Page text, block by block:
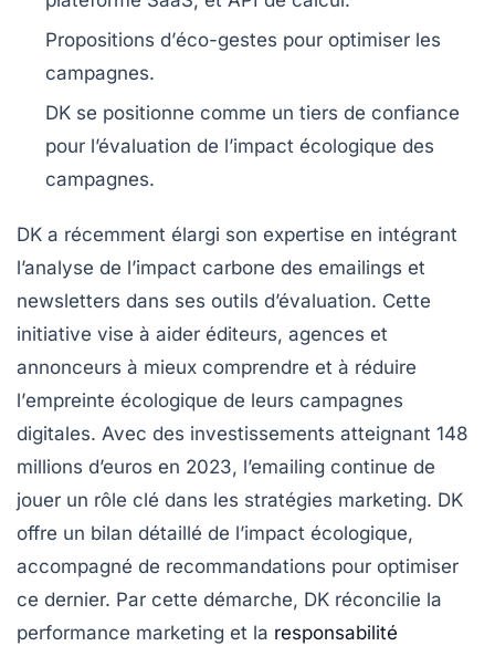
Propositions d’éco-gestes pour optimiser les
campagnes.
DK se positionne comme un tiers de confiance
pour l’évaluation de l’impact écologique des
campagnes.
DK a récemment élargi son expertise en intégrant
l’analyse de l’impact carbone des emailings et
newsletters dans ses outils d’évaluation. Cette
initiative vise à aider éditeurs, agences et
annonceurs à mieux comprendre et à réduire
l’empreinte écologique de leurs campagnes
digitales. Avec des investissements atteignant 148
millions d’euros en 2023, l’emailing continue de
jouer un rôle clé dans les stratégies marketing. DK
offre un bilan détaillé de l’impact écologique,
accompagné de recommandations pour optimiser
ce dernier. Par cette démarche, DK réconcilie la
performance marketing et la responsabilité